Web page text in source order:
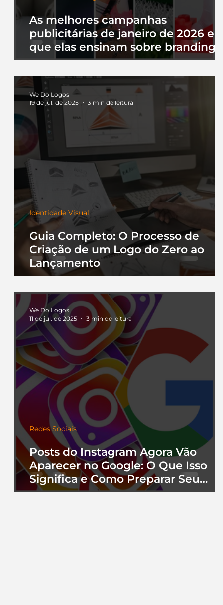
As melhores campanhas
publicitárias de janeiro de 2026 e
que elas ensinam sobre branding
Guia Completo: O Processo de
Criação de um Logo do Zero ao
Lançamento
Identidade Visual
We Do Logos
19 de jul. de 2025
3 min de leitura
Posts do Instagram Agora Vão
Aparecer no Google: O Que Isso
Significa e Como Preparar Seu
Perfil
Redes Sociais
We Do Logos
11 de jul. de 2025
3 min de leitura